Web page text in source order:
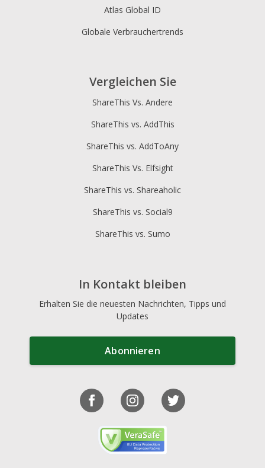
Atlas Global ID
Globale Verbrauchertrends
Vergleichen Sie
ShareThis Vs. Andere
ShareThis vs. AddThis
ShareThis vs. AddToAny
ShareThis Vs. Elfsight
ShareThis vs. Shareaholic
ShareThis vs. Social9
ShareThis vs. Sumo
In Kontakt bleiben
Erhalten Sie die neuesten Nachrichten, Tipps und
Updates
Abonnieren